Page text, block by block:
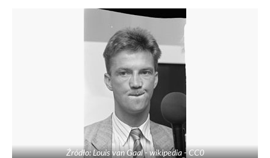
Źródło: Louis van Gaal - wikipedia - CC0